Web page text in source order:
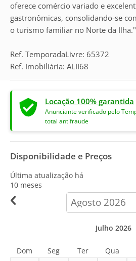
oferece comércio variado e
gastronômicas, consolidando-se
o turismo familiar no Norte da Ilha."
Ref. TemporadaLivre: 65372
Ref. Imobiliária: ALII68
Locação 100% garantida
Anunciante verificado pelo
total antifraude
Disponibilidade e Preços
Última atualização há
10 meses
calendar-
month
Julho 2026
Dom Seg Ter Qua